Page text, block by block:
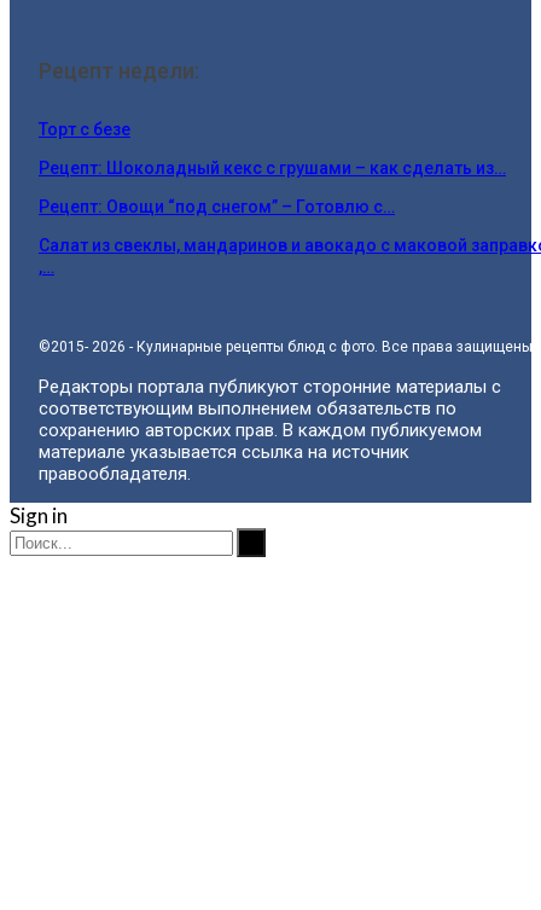
Рецепт недели:
Торт с безе
Рецепт: Шоколадный кекс с грушами – как сделать из…
Рецепт: Овощи “под снегом” – Готовлю с…
Салат из свеклы, мандаринов и авокадо с маковой
,…
©2015- 2026 - Кулинарные рецепты блюд с фото. Все права защищены.
Редакторы портала публикуют сторонние материалы с
соответствующим выполнением обязательств по
сохранению авторских прав. В каждом публикуемом
материале указывается ссылка на источник
правообладателя.
Sign in